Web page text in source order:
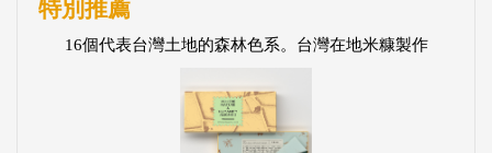
特別推薦
16個代表台灣土地的森林色系。台灣在地米糠製作